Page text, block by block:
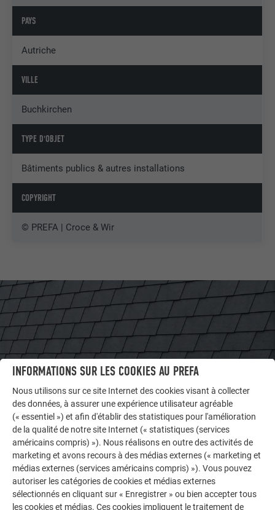
PAYS
Autriche
VILLE
Buchkirchen
TYPE D'OBJET
Bâtiments publics & autres installations
COPYRIGHT
© PREFA | Croce & Wir
LAISSEZ-VOUS INSPIRER
AUTRES BÂTIMENTS
La galerie de références PREFA démontre la
polyvalence de l’aluminium. Découvrez d’autres projets
INFORMATIONS SUR LES COOKIES AU PREFA
Nous utilisons sur ce site Internet des cookies visant à collecter
des données, à assurer une expérience utilisateur agréable
(« essentiel ») et afin d'établir des statistiques pour l'amélioration
de la qualité de notre site Internet (« statistiques (services
américains compris) »). Nous réalisons en outre des activités de
marketing et avons recours à des médias externes (« marketing et
médias externes (services américains compris) »). Vous pouvez
autoriser les catégories de cookies et médias externes
sélectionnés en cliquant sur « Enregistrer » ou bien accepter tous
les cookies et médias. Ces cookies impliquent le traitement de